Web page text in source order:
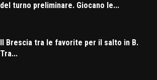
del turno preliminare. Giocano le...
Il Brescia tra le favorite per il salto in B.
Tra...